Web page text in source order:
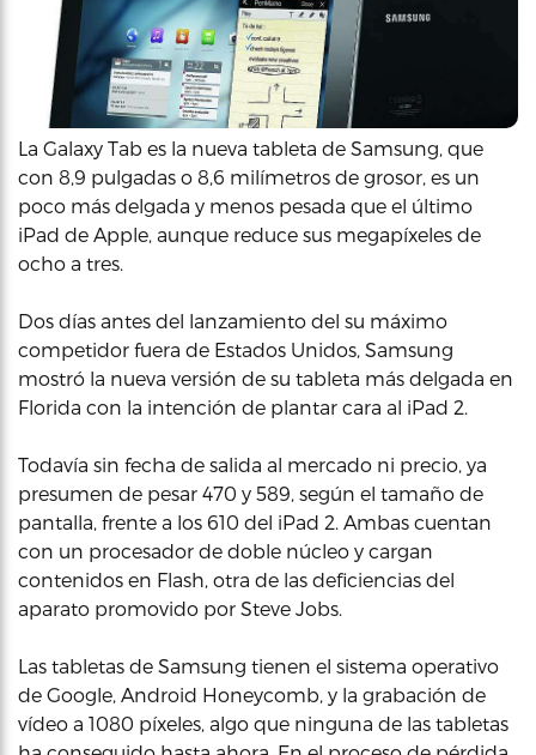
La Galaxy Tab es la nueva tableta de Samsung, que
con 8,9 pulgadas o 8,6 milímetros de grosor, es un
poco más delgada y menos pesada que el último
iPad de Apple, aunque reduce sus megapíxeles de
ocho a tres.
Dos días antes del lanzamiento del su máximo
competidor fuera de Estados Unidos, Samsung
mostró la nueva versión de su tableta más delgada en
Florida con la intención de plantar cara al iPad 2.
Todavía sin fecha de salida al mercado ni precio, ya
presumen de pesar 470 y 589, según el tamaño de
pantalla, frente a los 610 del iPad 2. Ambas cuentan
con un procesador de doble núcleo y cargan
contenidos en Flash, otra de las deficiencias del
aparato promovido por Steve Jobs.
Las tabletas de Samsung tienen el sistema operativo
de Google, Android Honeycomb, y la grabación de
vídeo a 1080 píxeles, algo que ninguna de las tabletas